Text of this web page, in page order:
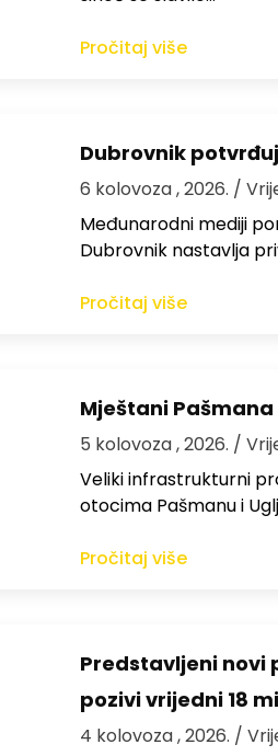
Pročitaj više
Dubrovnik
6 kolovoza , 2026. /
Međunarodni mediji
Dubrovnik nastavlja
Pročitaj više
Mještani
5 kolovoza , 2026. /
Veliki infrastrukturni
otocima Pašmanu i
Pročitaj više
Predstavljeni novi
pozivi vrijedni 18
4 kolovoza , 2026. /